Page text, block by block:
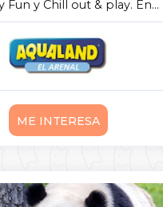
Fun y Chill out & play. En
los toboganes
Black Hole, tobogán ...
ME INTERESA